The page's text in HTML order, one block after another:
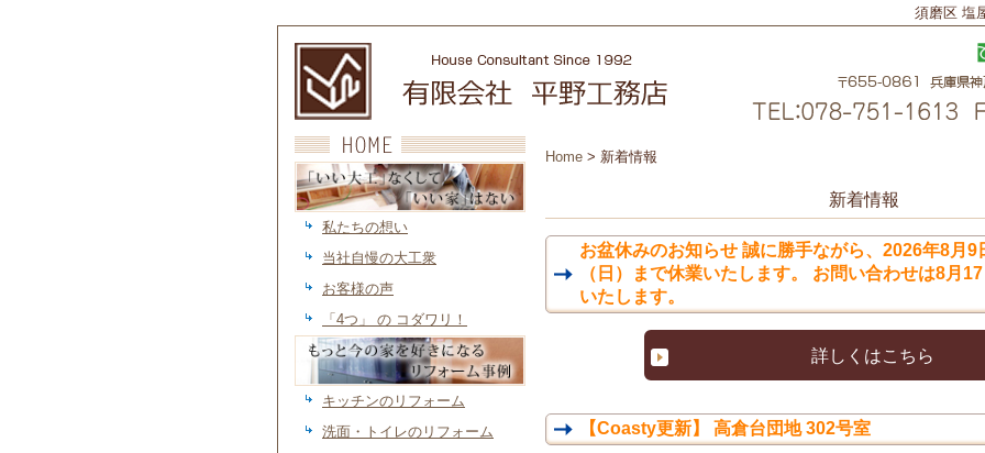
須磨区 塩
Home > 新着情報
新着情報
お盆休みのお知らせ 誠に勝手ながら、2026年8月9
（日）まで休業いたします。 お問い合わせは8月
いたします。
詳しくはこちら
【Coasty更新】 高倉台団地 302号室
「いい大工」なくして「いい家」はない 神戸
市 須磨
私たちの想い
当社自慢の大工衆
お客様の声
「4つ」 の コダワリ！
もっと今の家を好きになるリフォーム事例 神
戸市 須磨
キッチンのリフォーム
洗面・トイレのリフォーム